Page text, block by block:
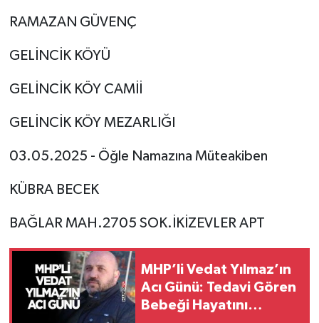
RAMAZAN GÜVENÇ
GELİNCİK KÖYÜ
GELİNCİK KÖY CAMİİ
GELİNCİK KÖY MEZARLIĞI
03.05.2025 - Öğle Namazına Müteakiben
KÜBRA BECEK
BAĞLAR MAH.2705 SOK.İKİZEVLER APT
MHP’li Vedat Yılmaz’ın
Acı Günü: Tedavi Gören
Bebeği Hayatını
Künye